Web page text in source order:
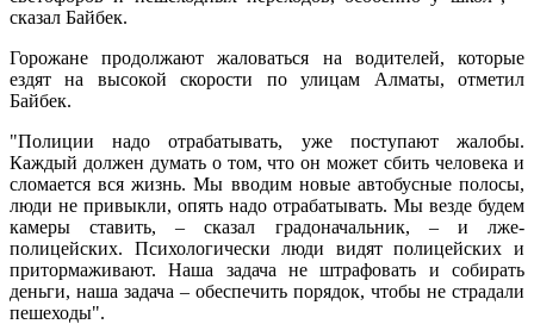
сказал Байбек.
Горожане продолжают жаловаться на водителей, которые
ездят на высокой скорости по улицам Алматы, отметил
Байбек.
"Полиции надо отрабатывать, уже поступают жалобы.
Каждый должен думать о том, что он может сбить человека и
сломается вся жизнь. Мы вводим новые автобусные полосы,
люди не привыкли, опять надо отрабатывать. Мы везде будем
камеры ставить, – сказал градоначальник, – и лже-
полицейских. Психологически люди видят полицейских и
притормаживают. Наша задача не штрафовать и собирать
деньги, наша задача – обеспечить порядок, чтобы не страдали
пешеходы".